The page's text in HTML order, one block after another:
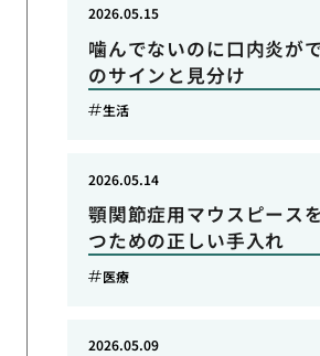
噛んでないのに口内炎が
のサインと見分け
2026.05.15
生活
顎関節症用マウスピース
つための正しい手入れ
2026.05.14
医療
2026.05.09